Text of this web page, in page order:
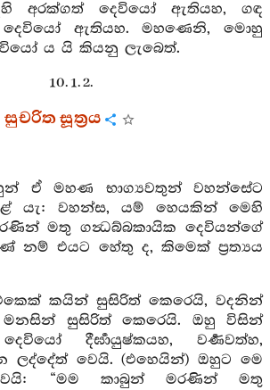
අරක්ගත් දෙවියෝ ඇතියහ, ගඳ
දෙවියෝ ඇතියහ. මහණෙනි, මොහු
ය යි කියනු ලැබෙත්.
10. 1. 2.
සුචරිත සූත්‍රය
ඒ මහණ භාග්‍යවතුන් වහන්සේට
යැ: වහන්ස, යම් හෙයකින් මෙහි
මතු ගන්‍ධබ්බකායික දෙවියන්ගේ
නම් එයට හේතු ද, කිමෙක් ප්‍රත්‍යය
කයින් සුසිරිත් කෙරෙයි, වදනින්
මනසින් සුසිරිත් කෙරෙයි. ඔහු විසින්
දීර්‍ඝායුෂ්කයහ, වර්‍ණවත්හ,
ලද්දේත් වෙයි. (එහෙයින්) ඔහුට මෙ
“මම කාබුන් මරණින් මතු